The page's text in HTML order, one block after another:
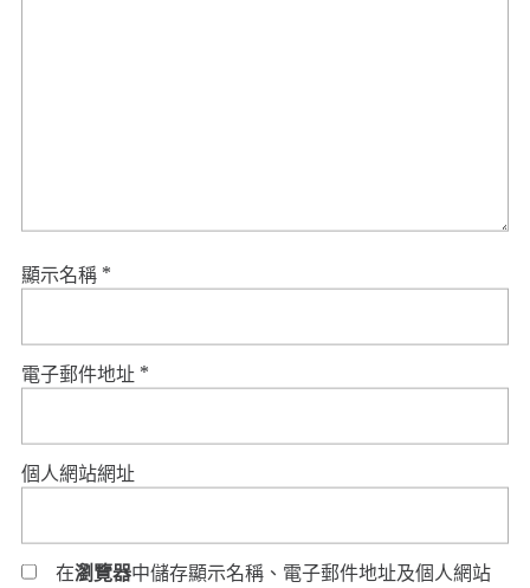
顯示名稱 *
電子郵件地址 *
個人網站網址
在瀏覽器中儲存顯示名稱、電子郵件地址及個人網站